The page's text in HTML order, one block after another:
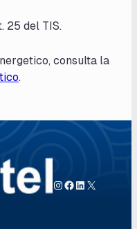
25 del TIS.
consulta la
.
Instagram
Facebook
LinkedIn
X